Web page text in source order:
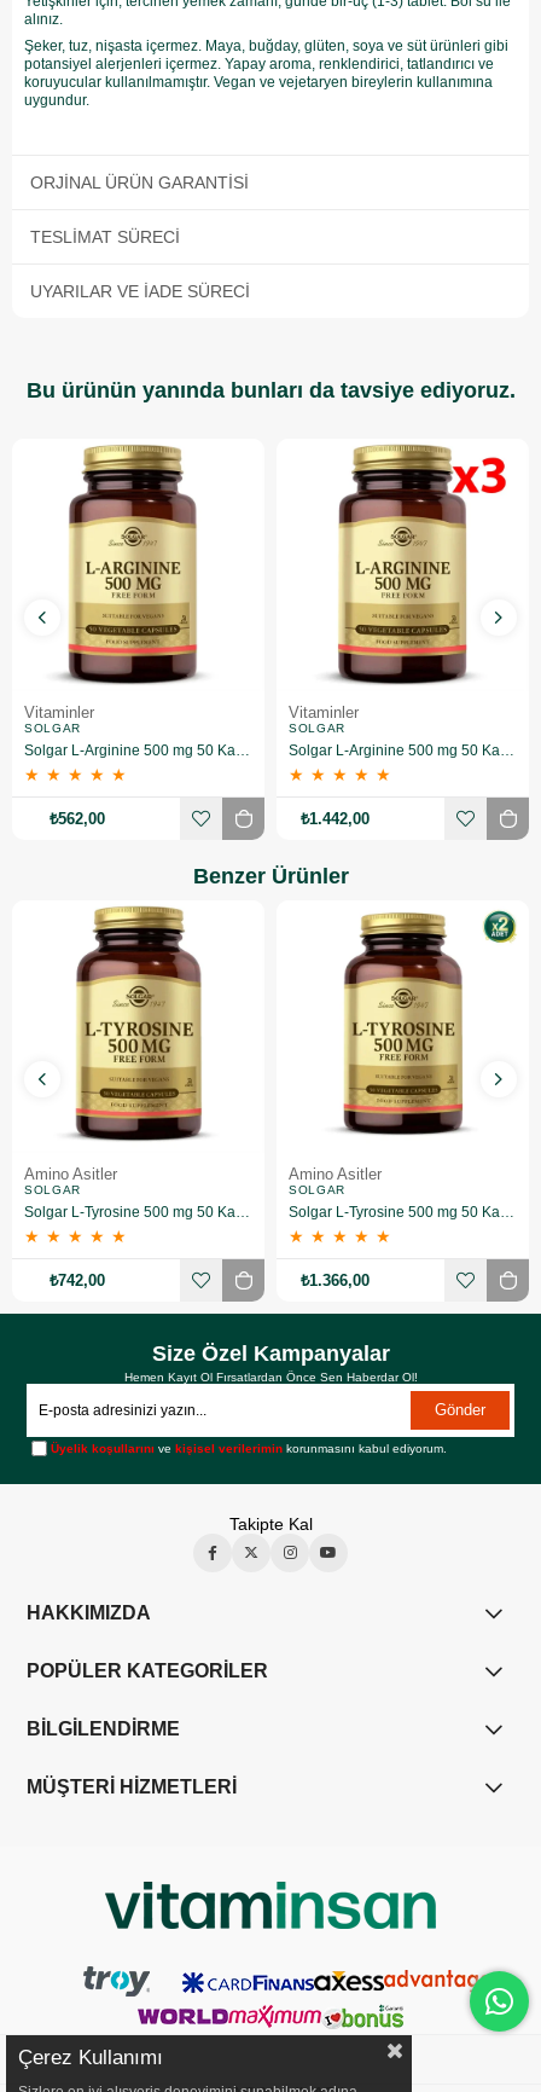
alınız.
Şeker, tuz, nişasta içermez. Maya, buğday, glüten, soya ve süt ürünleri gibi
potansiyel alerjenleri içermez. Yapay aroma, renklendirici, tatlandırıcı ve
koruyucular kullanılmamıştır. Vegan ve vejetaryen bireylerin kullanımına
uygundur.
ORJINAL ÜRÜN GARANTISI
TESLIMAT SÜRECI
UYARILAR VE İADE SÜRECI
Bu ürünün yanında bunları da tavsiye ediyoruz.
Vitaminler
SOLGAR
★ ★ ★ ★ ★
₺562,00
Vitaminler
SOLGAR
★ ★ ★ ★ ★
₺1.442,00
Benzer Ürünler
Amino Asitler
SOLGAR
★ ★ ★ ★ ★
₺742,00
Amino Asitler
SOLGAR
★ ★ ★ ★ ★
₺1.366,00
Size Özel Kampanyalar
Hemen Kayıt Ol Fırsatlardan Önce Sen Haberdar Ol!
Gönder
Üyelik koşullarını vekişisel verilerimin korunmasını kabul ediyorum.
Takipte Kal
HAKKIMIZDA
POPÜLER KATEGORİLER
BİLGİLENDİRME
MÜŞTERİ HİZMETLERİ
Çerez Kullanımı